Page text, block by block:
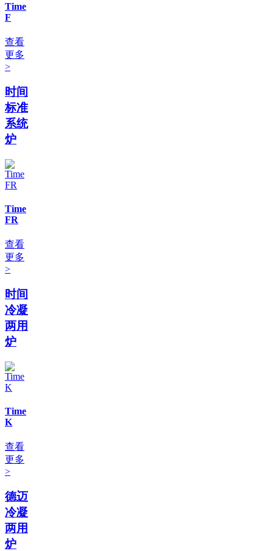
Time
F
查看
更多
>
时间
标准
系统
炉
Time
FR
查看
更多
>
时间
冷凝
两用
炉
Time
K
查看
更多
>
德迈
冷凝
两用
炉